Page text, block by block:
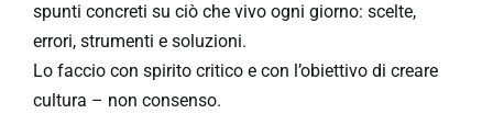
spunti concreti su ciò che vivo ogni giorno: scelte,
errori, strumenti e soluzioni.
Lo faccio con spirito critico e con l’obiettivo di creare
cultura – non consenso.